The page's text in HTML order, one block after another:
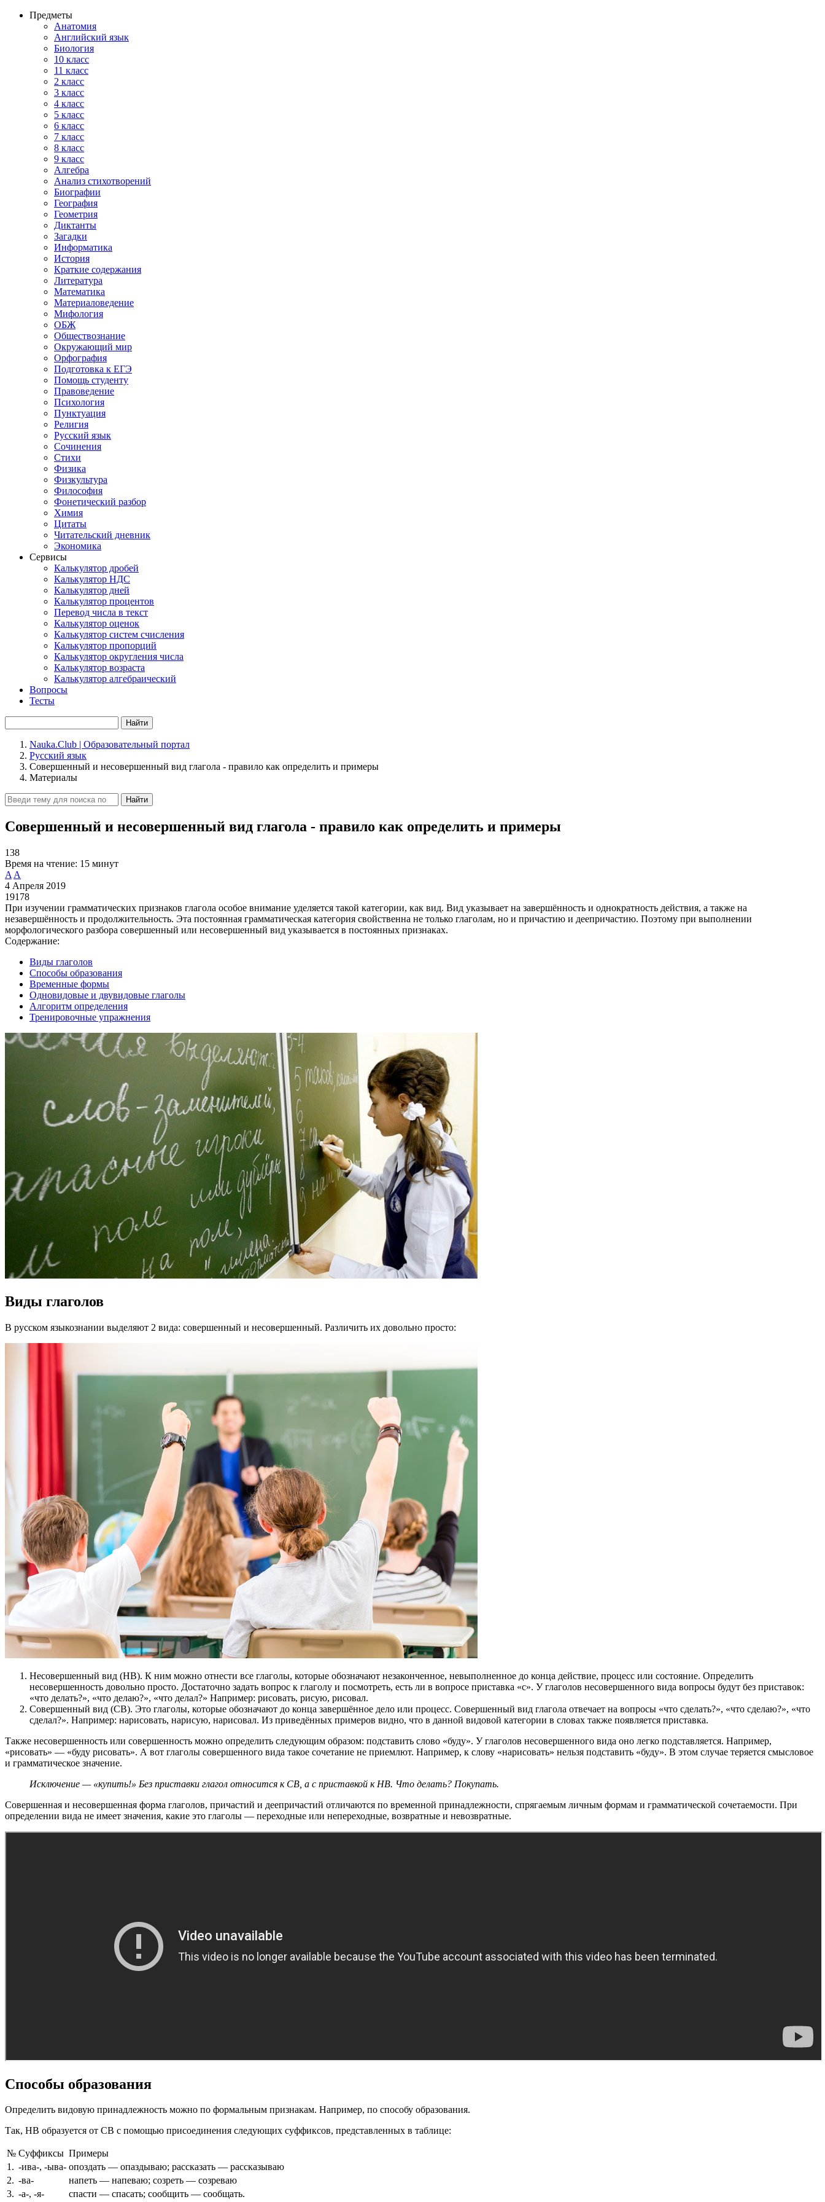
Предметы
Анатомия
Английский язык
Биология
10 класс
11 класс
2 класс
3 класс
4 класс
5 класс
6 класс
7 класс
8 класс
9 класс
Алгебра
Анализ стихотворений
Биографии
География
Геометрия
Диктанты
Загадки
Информатика
История
Краткие содержания
Литература
Математика
Материаловедение
Мифология
ОБЖ
Обществознание
Окружающий мир
Орфография
Подготовка к ЕГЭ
Помощь студенту
Правоведение
Психология
Пунктуация
Религия
Русский язык
Сочинения
Стихи
Физика
Физкультура
Философия
Фонетический разбор
Химия
Цитаты
Читательский дневник
Экономика
Сервисы
Калькулятор дробей
Калькулятор НДС
Калькулятор дней
Калькулятор процентов
Перевод числа в текст
Калькулятор оценок
Калькулятор систем счисления
Калькулятор пропорций
Калькулятор округления числа
Калькулятор возраста
Калькулятор алгебраический
Вопросы
Тесты
Найти
Nauka.Club | Образовательный портал
Русский язык
Совершенный и несовершенный вид глагола - правило как определить и примеры
Материалы
Найти
Совершенный и несовершенный вид глагола - правило как определить и примеры
138
Время на чтение: 15 минут
A A
4 Апреля 2019
19178
При изучении грамматических признаков глагола особое внимание уделяется такой категории, как вид. Вид указывает на завершённость и однократность действия, а также на
незавершённость и продолжительность. Эта постоянная грамматическая категория свойственна не только глаголам, но и причастию и деепричастию. Поэтому при выполнении
морфологического разбора совершенный или несовершенный вид указывается в постоянных признаках.
Содержание:
Виды глаголов
Способы образования
Временные формы
Одновидовые и двувидовые глаголы
Алгоритм определения
Тренировочные упражнения
Виды глаголов
В русском языкознании выделяют 2 вида: совершенный и несовершенный. Различить их довольно просто:
Несовершенный вид (НВ). К ним можно отнести все глаголы, которые обозначают незаконченное, невыполненное до конца действие, процесс или состояние. Определить
несовершенность довольно просто. Достаточно задать вопрос к глаголу и посмотреть, есть ли в вопросе приставка «с». У глаголов несовершенного вида вопросы будут без приставок:
«что делать?», «что делаю?», «что делал?» Например: рисовать, рисую, рисовал.
Совершенный вид (СВ). Это глаголы, которые обозначают до конца завершённое дело или процесс. Совершенный вид глагола отвечает на вопросы «что сделать?», «что сделаю?», «что
сделал?». Например: нарисовать, нарисую, нарисовал. Из приведённых примеров видно, что в данной видовой категории в словах также появляется приставка.
Также несовершенность или совершенность можно определить следующим образом: подставить слово «буду». У глаголов несовершенного вида оно легко подставляется. Например,
«рисовать» — «буду рисовать». А вот глаголы совершенного вида такое сочетание не приемлют. Например, к слову «нарисовать» нельзя подставить «буду». В этом случае теряется смысловое
и грамматическое значение.
Исключение — «купить!» Без приставки глагол относится к СВ, а с приставкой к НВ. Что делать? Покупать.
Совершенная и несовершенная форма глаголов, причастий и деепричастий отличаются по временной принадлежности, спрягаемым личным формам и грамматической сочетаемости. При
определении вида не имеет значения, какие это глаголы — переходные или непереходные, возвратные и невозвратные.
Способы образования
Определить видовую принадлежность можно по формальным признакам. Например, по способу образования.
Так, НВ образуется от СВ с помощью присоединения следующих суффиксов, представленных в таблице:
№ Суффиксы Примеры
1. -ива-, -ыва- опоздать — опаздываю; рассказать — рассказываю
2. -ва-
напеть — напеваю; созреть — созреваю
3. -а-, -я- спасти — спасать; сообщить — сообщать.